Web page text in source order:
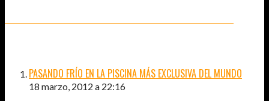
PASANDO FRÍO EN LA PISCINA MÁS EXCLUSIVA DEL MUNDO
18 marzo, 2012 a 22:16